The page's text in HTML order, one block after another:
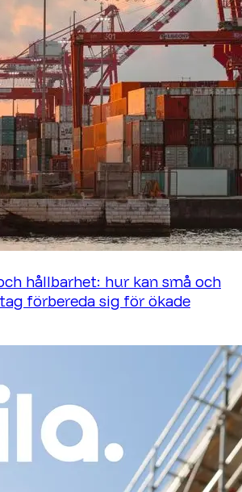
hållbarhet: hur kan små och
förbereda sig för ökade